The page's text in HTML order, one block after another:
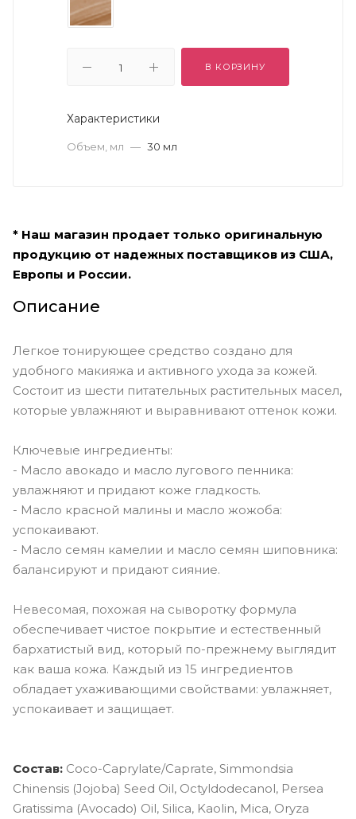
В КОРЗИНУ
Характеристики
Объем, мл — 30 мл
* Наш магазин продает только оригинальную
продукцию от надежных поставщиков из США,
Европы и России.
Описание
Легкое тонирующее средство создано для
удобного макияжа и активного ухода за кожей.
Состоит из шести питательных растительных масел,
которые увлажняют и выравнивают оттенок кожи.
Ключевые ингредиенты:
- Масло авокадо и масло лугового пенника:
увлажняют и придают коже гладкость.
- Масло красной малины и масло жожоба:
успокаивают.
- Масло семян камелии и масло семян шиповника:
балансируют и придают сияние.
Невесомая, похожая на сыворотку формула
обеспечивает чистое покрытие и естественный
бархатистый вид, который по-прежнему выглядит
как ваша кожа. Каждый из 15 ингредиентов
обладает ухаживающими свойствами: увлажняет,
успокаивает и защищает.
Состав: Coco-Caprylate/Caprate, Simmondsia
Chinensis (Jojoba) Seed Oil, Octyldodecanol, Persea
Gratissima (Avocado) Oil, Silica, Kaolin, Mica, Oryza